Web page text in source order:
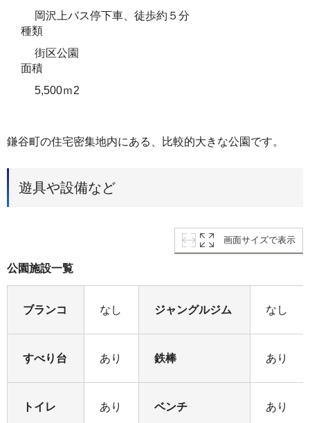
岡沢上バス停下車、徒歩約５分
種類
街区公園
面積
5,500ｍ2
鎌谷町の住宅密集地内にある、比較的大きな公園です。
遊具や設備など
画面サイズで表示
公園施設一覧
ブランコ なし ジャングルジム なし
すべり台 あり 鉄棒 あり
トイレ あり ベンチ あり